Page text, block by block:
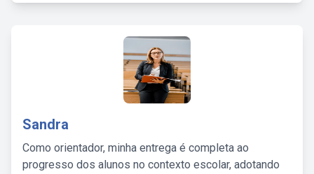
Sandra
Como orientador, minha entrega é completa ao
progresso dos alunos no contexto escolar, adotando